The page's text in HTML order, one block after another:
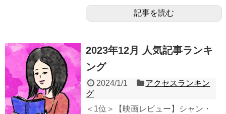
記事を読む
2023年12月 人気記事ランキ
ング
2024/1/1
アクセスランキン
グ
＜1位＞【映画レビュー】シャン・